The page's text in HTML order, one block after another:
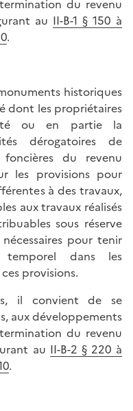
du revenu
au II-B-1 § 150 à
.
historiques
dont les propriétaires
ou en partie la
dérogatoires de
du revenu
les provisions pour
à des travaux,
aux travaux réalisés
sous réserve
pour tenir
dans les
provisions.
il convient de se
aux développements
du revenu
au II-B-2 § 220 à
.